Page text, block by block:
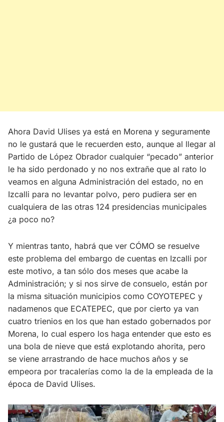
Ahora David Ulises ya está en Morena y seguramente
no le gustará que le recuerden esto, aunque al llegar al
Partido de López Obrador cualquier “pecado” anterior
le ha sido perdonado y no nos extrañe que al rato lo
veamos en alguna Administración del estado, no en
Izcalli para no levantar polvo, pero pudiera ser en
cualquiera de las otras 124 presidencias municipales
¿a poco no?
Y mientras tanto, habrá que ver CÓMO se resuelve
este problema del embargo de cuentas en Izcalli por
este motivo, a tan sólo dos meses que acabe la
Administración; y si nos sirve de consuelo, están por
la misma situación municipios como COYOTEPEC y
nadamenos que ECATEPEC, que por cierto ya van
cuatro trienios en los que han estado gobernados por
Morena, lo cual espero los haga entender que esto es
una bola de nieve que está explotando ahorita, pero
se viene arrastrando de hace muchos años y se
empeora por tracalerías como la de la empleada de la
época de David Ulises.